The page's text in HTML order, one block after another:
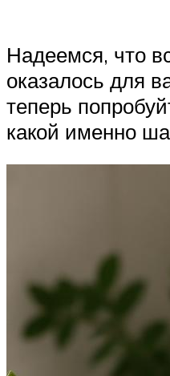
Надеемся, что
оказалось для
теперь
какой именно